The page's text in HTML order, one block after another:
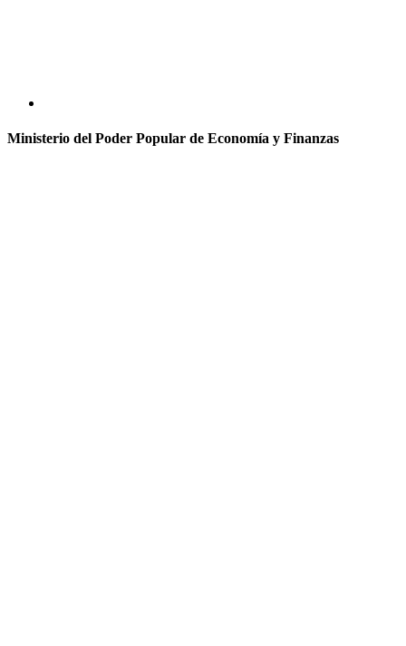
Ministerio del Poder Popular de Economía y Finanzas